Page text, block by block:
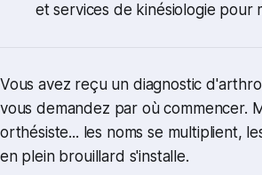
et services de kinésiologie pour
Vous avez reçu un diagnostic
vous demandez par où commencer.
orthésiste... les noms se multiplient,
en plein brouillard s'installe.